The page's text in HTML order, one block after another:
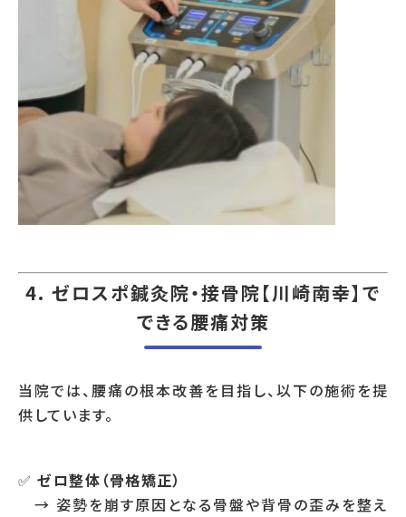
4. ゼロスポ鍼灸院・接骨院【川崎南幸】で
できる腰痛対策
当院では、腰痛の根本改善を目指し、以下の施術を提
供しています。
✅ ゼロ整体（骨格矯正）
→ 姿勢を崩す原因となる骨盤や背骨の歪みを整え